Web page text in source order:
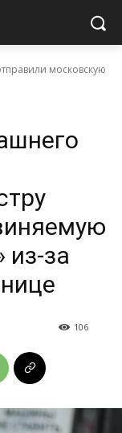
московскую
из-за
106